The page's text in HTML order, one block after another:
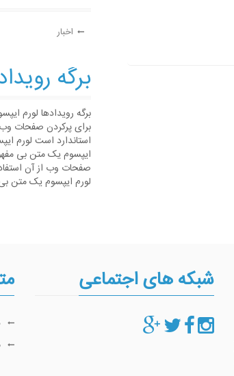
اخبار
برگه
برگه رویدادها لورم
برای پرکردن صفحات
استاندارد است لورم
ایپسوم یک متن بی
صفحات وب از آن
لورم ایپسوم یک متن
شبکه های اجتماعی